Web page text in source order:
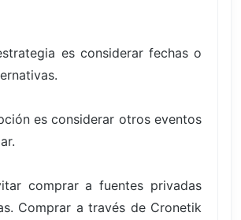
es considerar fechas o
es considerar otros eventos
comprar a fuentes privadas
Comprar a través de Cronetik